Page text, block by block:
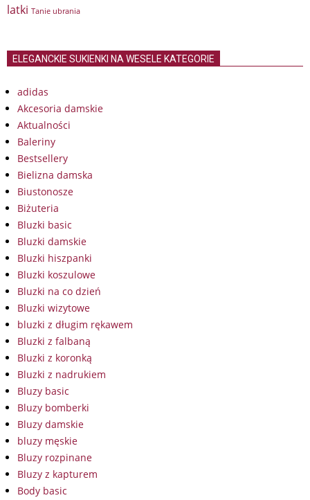
latki Tanie ubrania
ELEGANCKIE SUKIENKI NA WESELE KATEGORIE
adidas
Akcesoria damskie
Aktualności
Baleriny
Bestsellery
Bielizna damska
Biustonosze
Biżuteria
Bluzki basic
Bluzki damskie
Bluzki hiszpanki
Bluzki koszulowe
Bluzki na co dzień
Bluzki wizytowe
bluzki z długim rękawem
Bluzki z falbaną
Bluzki z koronką
Bluzki z nadrukiem
Bluzy basic
Bluzy bomberki
Bluzy damskie
bluzy męskie
Bluzy rozpinane
Bluzy z kapturem
Body basic